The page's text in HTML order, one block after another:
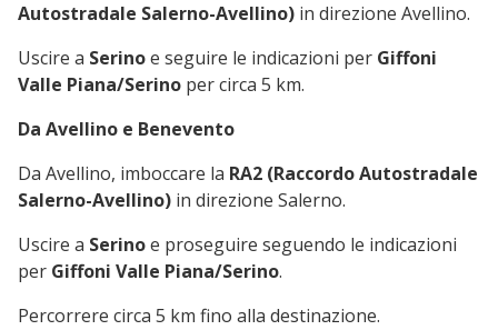
Autostradale Salerno-Avellino) in direzione Avellino.
Uscire a Serinoe seguire le indicazioni per Giffoni
Valle Piana/Serino per circa 5 km.
Da Avellino e Benevento
Da Avellino, imboccare la RA2 (Raccordo Autostradale
Salerno-Avellino) in direzione Salerno.
Uscire a Serinoe proseguire seguendo le indicazioni
per Giffoni Valle Piana/Serino.
Percorrere circa 5 km fino alla destinazione.